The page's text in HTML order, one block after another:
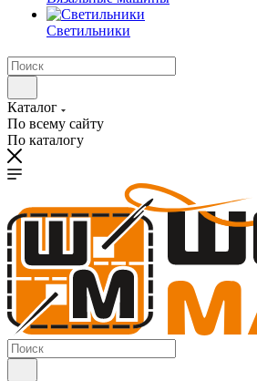
Светильники
Каталог
По всему сайту
По каталогу